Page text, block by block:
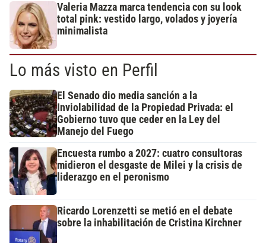
Valeria Mazza marca tendencia con su look
total pink: vestido largo, volados y joyería
minimalista
Lo más visto en Perfil
El Senado dio media sanción a la
Inviolabilidad de la Propiedad Privada: el
Gobierno tuvo que ceder en la Ley del
Manejo del Fuego
Encuesta rumbo a 2027: cuatro consultoras
midieron el desgaste de Milei y la crisis de
liderazgo en el peronismo
Ricardo Lorenzetti se metió en el debate
sobre la inhabilitación de Cristina Kirchner